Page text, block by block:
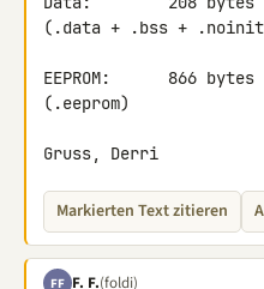
(.data + .bss +
EEPROM:      866
(.eeprom)
Gruss, Derri
Markierten Text zitieren
FF F. F.(foldi)